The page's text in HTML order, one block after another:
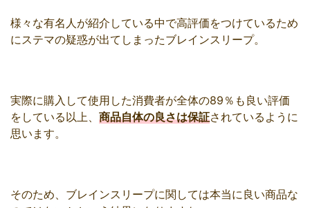
様々な有名人が紹介している中で高評価をつけているため
にステマの疑惑が出てしまったブレインスリープ。
実際に購入して使用した消費者が全体の89％も良い評価
をしている以上、 商品自体の良さは保証されているように
思います。
そのため、ブレインスリープに関しては本当に良い商品な